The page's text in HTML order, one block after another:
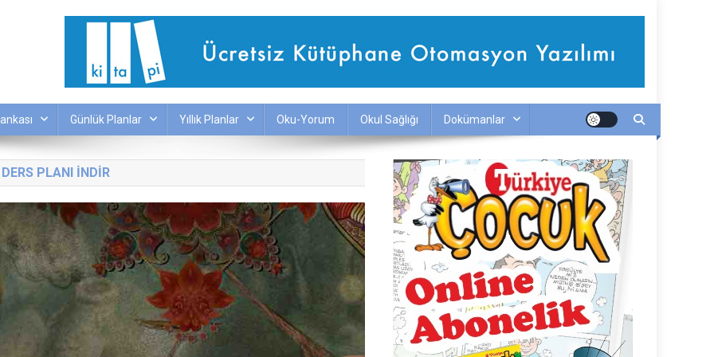
Günlük Planlar Yıllık Planlar Oku-Yorum Okul Sağlığı Dokümanlar
PLANI INDIR